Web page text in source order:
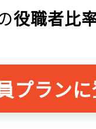
役職者比
プラン